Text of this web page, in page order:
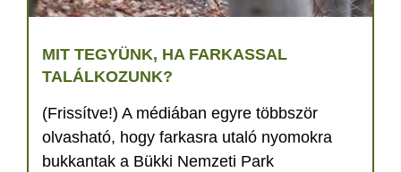
MIT TEGYÜNK, HA FARKASSAL
TALÁLKOZUNK?
(Frissítve!) A médiában egyre többször
olvasható, hogy farkasra utaló nyomokra
bukkantak a Bükki Nemzeti Park